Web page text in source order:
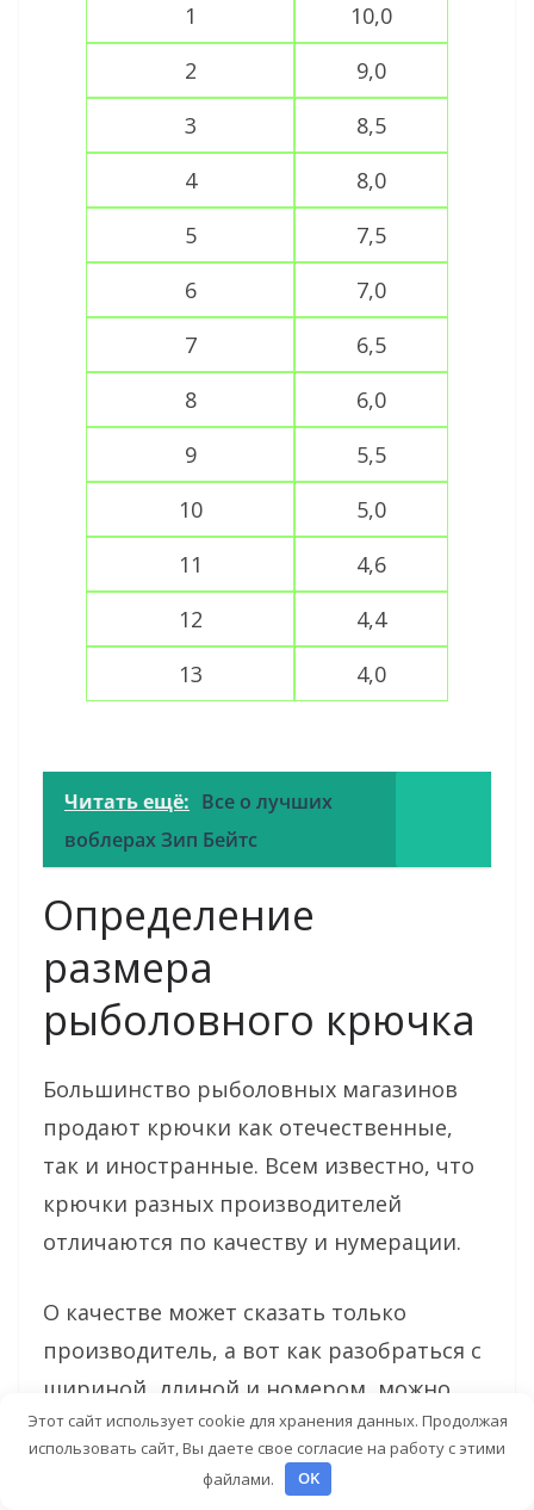
1
10,0
2
9,0
3
8,5
4
8,0
5
7,5
6
7,0
7
6,5
8
6,0
9
5,5
10
5,0
11
4,6
12
4,4
13
4,0
Читать ещё: Все о лучших
воблерах Зип Бейтс
Определение
размера
рыболовного крючка
Большинство рыболовных магазинов
продают крючки как отечественные,
так и иностранные. Всем известно, что
крючки разных производителей
отличаются по качеству и нумерации.
О качестве может сказать только
производитель, а вот как разобраться с
шириной, длиной и номером, можно
рассмотрев примеры. За российскими
стандартами размер рыболовного
крючка считается по формуле, которая
Этот сайт использует cookie для хранения данных. Продолжая
использовать сайт, Вы даете свое согласие на работу с этими
файлами.
OK